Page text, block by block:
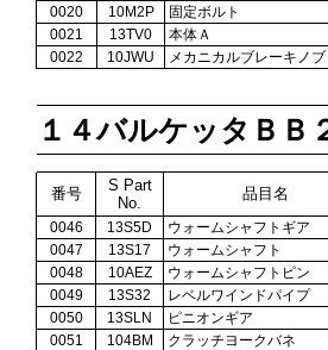
0020
10M2P 固定ボルト
0021
13TV0 本体Ａ
0022
10JWU メカニカルブレーキノブ
１４バルケッタＢＢ
番号
S Part
No.
品目名
0046 13S5D ウォームシャフトギア
0047
13S17 ウォームシャフト
0048
10AEZ ウォームシャフトピン
0049
13S32 レベルワインドパイプ
0050
13SLN ピニオンギア
0051
104BM クラッチヨークバネ